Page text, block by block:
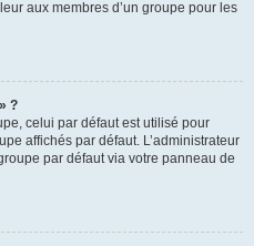
aux membres d’un groupe pour les
?
celui par défaut est utilisé pour
affichés par défaut. L’administrateur
par défaut via votre panneau de